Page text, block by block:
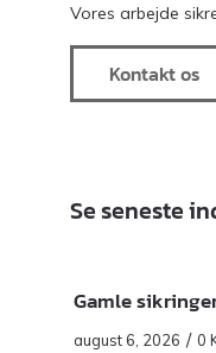
Vores arbejde
Kontakt os
Se seneste
Gamle
august 6, 2026 / 0